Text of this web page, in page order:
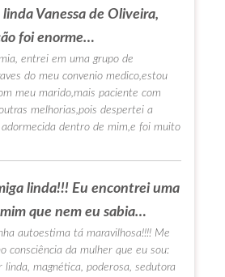
Vanessa de Oliveira,
foi enorme…
entrei em uma grupo de
do meu convenio medico,estou
meu marido,mais paciente com
melhorias,pois despertei a
dentro de mim,e foi muito
linda!!! Eu encontrei uma
que nem eu sabia…
autoestima tá maravilhosa!!!! Me
consciência da mulher que eu sou:
linda, magnética, poderosa, sedutora